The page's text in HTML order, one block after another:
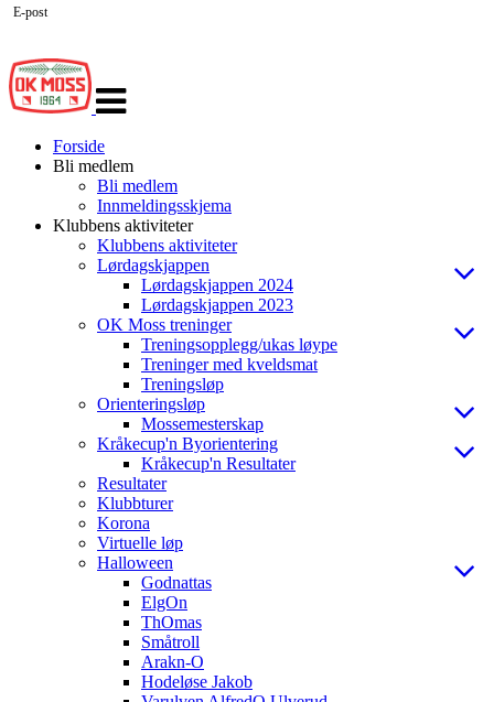
navigasjon
Forside
Bli medlem
Bli medlem
Innmeldingsskjema
Klubbens aktiviteter
Klubbens aktiviteter
Lørdagskjappen
Lørdagskjappen 2024
Lørdagskjappen 2023
OK Moss treninger
Treningsopplegg/ukas løype
Treninger med kveldsmat
Treningsløp
Orienteringsløp
Mossemesterskap
Kråkecup'n Byorientering
Kråkecup'n Resultater
Resultater
Klubbturer
Korona
Virtuelle løp
Halloween
Godnattas
ElgOn
ThOmas
Småtroll
Arakn-O
Hodeløse Jakob
E-post